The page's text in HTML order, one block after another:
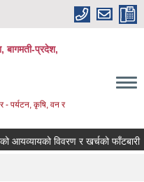
बागमती-प्रदेश,
- पर्यटन, कृषि, वन र
विवरण र खर्चको फाँटबारी ।